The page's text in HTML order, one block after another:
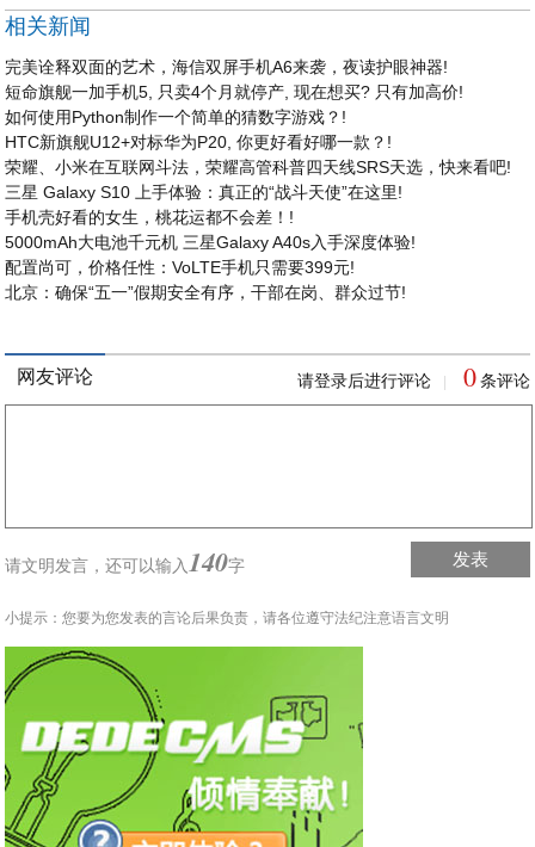
相关新闻
完美诠释双面的艺术，海信双屏手机A6来袭，夜读护眼神器!
短命旗舰一加手机5, 只卖4个月就停产, 现在想买? 只有加高价!
如何使用Python制作一个简单的猜数字游戏？!
HTC新旗舰U12+对标华为P20, 你更好看好哪一款？!
荣耀、小米在互联网斗法，荣耀高管科普四天线SRS天选，快来看吧!
三星 Galaxy S10 上手体验：真正的“战斗天使”在这里!
手机壳好看的女生，桃花运都不会差！!
5000mAh大电池千元机 三星Galaxy A40s入手深度体验!
配置尚可，价格任性：VoLTE手机只需要399元!
北京：确保“五一”假期安全有序，干部在岗、群众过节!
网友评论 请登录后进行评论 0 条评论
请文明发言，还可以输入 140字 发表
小提示：您要为您发表的言论后果负责，请各位遵守法纪注意语言文明